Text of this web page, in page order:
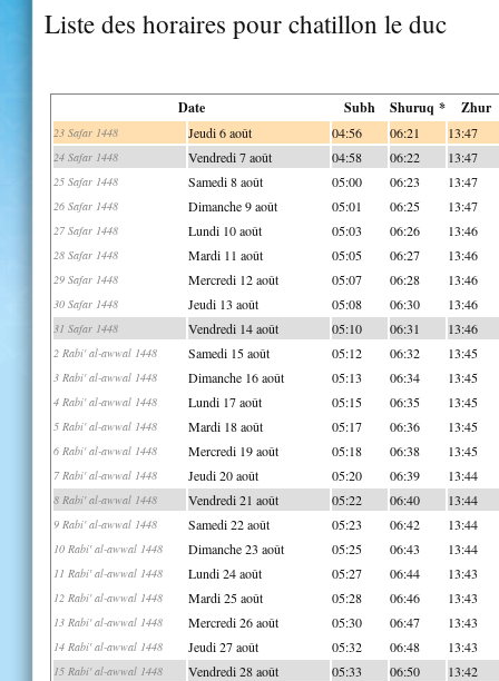
Liste des horaires pour chatillon le duc
Date Subh Shuruq * Zhur
23 Safar 1448 Jeudi 6 août 04:56 06:21 13:47
24 Safar 1448 Vendredi 7 août 04:58 06:22 13:47
25 Safar 1448 Samedi 8 août 05:00 06:23 13:47
26 Safar 1448 Dimanche 9 août 05:01 06:25 13:47
27 Safar 1448 Lundi 10 août 05:03 06:26 13:46
28 Safar 1448 Mardi 11 août 05:05 06:27 13:46
29 Safar 1448 Mercredi 12 août 05:07 06:28 13:46
30 Safar 1448 Jeudi 13 août 05:08 06:30 13:46
31 Safar 1448 Vendredi 14 août 05:10 06:31 13:46
2 Rabi' al-awwal 1448 Samedi 15 août 05:12 06:32 13:45
3 Rabi' al-awwal 1448 Dimanche 16 août 05:13 06:34 13:45
4 Rabi' al-awwal 1448 Lundi 17 août 05:15 06:35 13:45
5 Rabi' al-awwal 1448 Mardi 18 août 05:17 06:36 13:45
6 Rabi' al-awwal 1448 Mercredi 19 août 05:18 06:38 13:45
7 Rabi' al-awwal 1448 Jeudi 20 août 05:20 06:39 13:44
8 Rabi' al-awwal 1448 Vendredi 21 août 05:22 06:40 13:44
9 Rabi' al-awwal 1448 Samedi 22 août 05:23 06:42 13:44
10 Rabi' al-awwal 1448 Dimanche 23 août 05:25 06:43 13:44
11 Rabi' al-awwal 1448 Lundi 24 août 05:27 06:44 13:43
12 Rabi' al-awwal 1448 Mardi 25 août 05:28 06:46 13:43
13 Rabi' al-awwal 1448 Mercredi 26 août 05:30 06:47 13:43
14 Rabi' al-awwal 1448 Jeudi 27 août 05:32 06:48 13:43
15 Rabi' al-awwal 1448 Vendredi 28 août 05:33 06:50 13:42